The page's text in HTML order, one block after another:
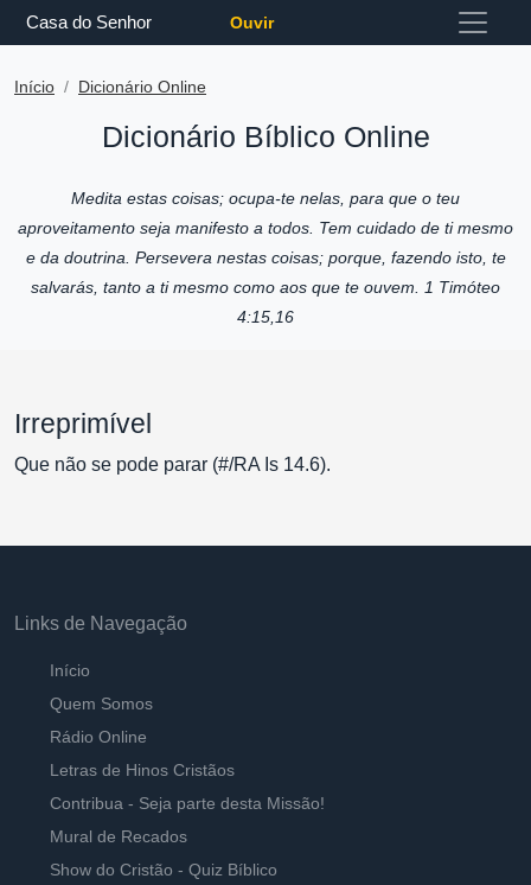
Casa do Senhor Ouvir
Início Dicionário Online
Dicionário Bíblico Online
Medita estas coisas; ocupa-te nelas, para que o teu
aproveitamento seja manifesto a todos. Tem cuidado de ti mesmo
e da doutrina. Persevera nestas coisas; porque, fazendo isto, te
salvarás, tanto a ti mesmo como aos que te ouvem. 1 Timóteo
4:15,16
Irreprimível
Que não se pode parar (#/RA Is 14.6).
Links de Navegação
Início
Quem Somos
Rádio Online
Letras de Hinos Cristãos
Contribua - Seja parte desta Missão!
Mural de Recados
Show do Cristão - Quiz Bíblico